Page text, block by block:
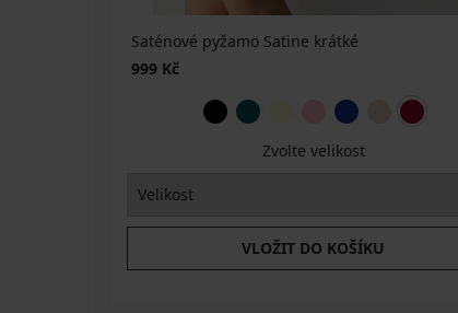
Saténové pyžamo Satine krátké
999 Kč
Zvolte velikost
VLOŽIT DO KOŠÍKU